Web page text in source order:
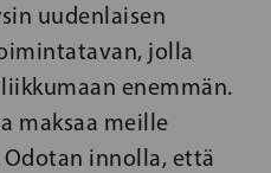
uudenlaisen
jolla
enemmän.
maksaa meille
innolla, että